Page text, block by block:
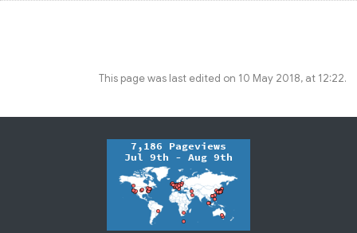
This page was last edited on 10 May 2018, at 12:22.